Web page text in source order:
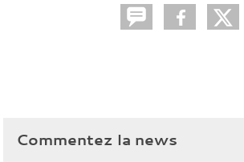
Commentez la news